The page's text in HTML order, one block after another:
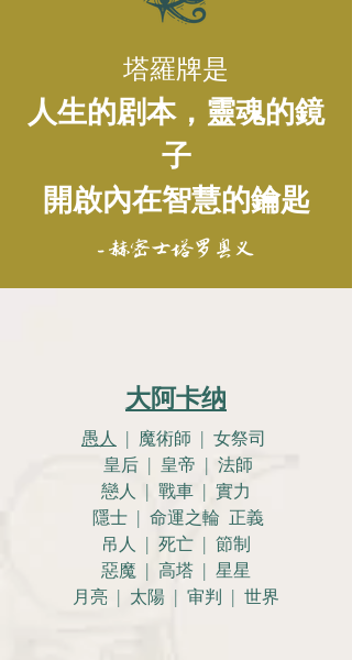
塔羅牌是
人生的剧本，靈魂的鏡
子
開啟內在智慧的鑰匙
- 赫密士塔罗奥义
大阿卡纳
愚人 | 魔術師 | 女祭司
皇后 | 皇帝 | 法師
戀人 | 戰車 | 實力
隱士 | 命運之輪 正義
吊人 | 死亡 | 節制
惡魔 | 高塔 | 星星
月亮 | 太陽 | 审判 | 世界